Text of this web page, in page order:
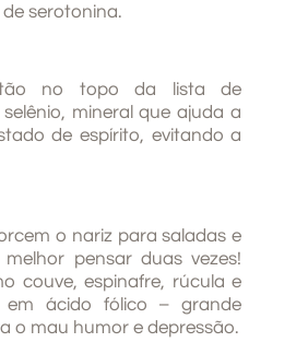
serotonina.
no topo da lista de
mineral que ajuda a
de espírito, evitando a
o nariz para saladas e
pensar duas vezes!
couve, espinafre, rúcula e
em ácido fólico – grande
o mau humor e depressão.